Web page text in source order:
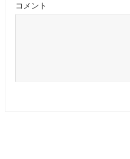
コメント